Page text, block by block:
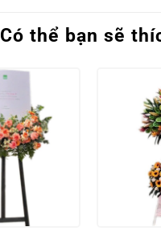
Có thể bạn sẽ